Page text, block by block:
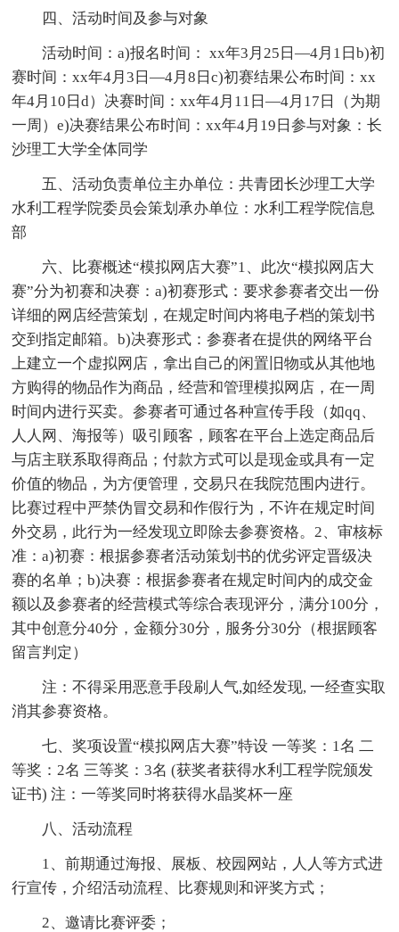
四、活动时间及参与对象
活动时间：a)报名时间： xx年3月25日—4月1日b)初
赛时间：xx年4月3日—4月8日c)初赛结果公布时间：xx
年4月10日d）决赛时间：xx年4月11日—4月17日（为期
一周）e)决赛结果公布时间：xx年4月19日参与对象：长
沙理工大学全体同学
五、活动负责单位主办单位：共青团长沙理工大学
水利工程学院委员会策划承办单位：水利工程学院信息
部
六、比赛概述“模拟网店大赛”1、此次“模拟网店大
赛”分为初赛和决赛：a)初赛形式：要求参赛者交出一份
详细的网店经营策划，在规定时间内将电子档的策划书
交到指定邮箱。b)决赛形式：参赛者在提供的网络平台
上建立一个虚拟网店，拿出自己的闲置旧物或从其他地
方购得的物品作为商品，经营和管理模拟网店，在一周
时间内进行买卖。参赛者可通过各种宣传手段（如qq、
人人网、海报等）吸引顾客，顾客在平台上选定商品后
与店主联系取得商品；付款方式可以是现金或具有一定
价值的物品，为方便管理，交易只在我院范围内进行。
比赛过程中严禁伪冒交易和作假行为，不许在规定时间
外交易，此行为一经发现立即除去参赛资格。2、审核标
准：a)初赛：根据参赛者活动策划书的优劣评定晋级决
赛的名单；b)决赛：根据参赛者在规定时间内的成交金
额以及参赛者的经营模式等综合表现评分，满分100分，
其中创意分40分，金额分30分，服务分30分（根据顾客
留言判定）
注：不得采用恶意手段刷人气,如经发现, 一经查实取
消其参赛资格。
七、奖项设置“模拟网店大赛”特设 一等奖：1名 二
等奖：2名 三等奖：3名 (获奖者获得水利工程学院颁发
证书) 注：一等奖同时将获得水晶奖杯一座
八、活动流程
1、前期通过海报、展板、校园网站，人人等方式进
行宣传，介绍活动流程、比赛规则和评奖方式；
2、邀请比赛评委；